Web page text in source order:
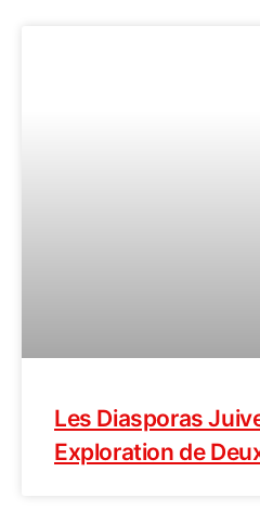
Les Diasporas
Exploration de